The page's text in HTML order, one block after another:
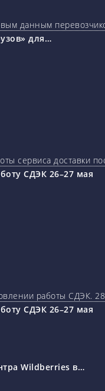
данным
для…
сервиса доставки
СДЭК 26–27 мая
работы СДЭК.
СДЭК 26–27 мая
Wildberries в…